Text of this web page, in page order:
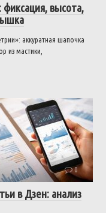
фиксация, высота,
аккуратная шапочка
из мастики,
0
в Дзен: анализ